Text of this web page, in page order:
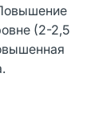
(2-2,5